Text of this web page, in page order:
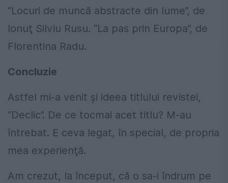
“Locuri de muncă abstracte din lume”, de
Ionuţ Silviu Rusu. “La pas prin Europa”, de
Florentina Radu.
Concluzie
Astfel mi-a venit şi ideea titlului revistei,
“Declic”. De ce tocmai acet titlu? M-au
întrebat. E ceva legat, în special, de propria
mea experienţă.
Am crezut, la început, că o sa-i îndrum pe